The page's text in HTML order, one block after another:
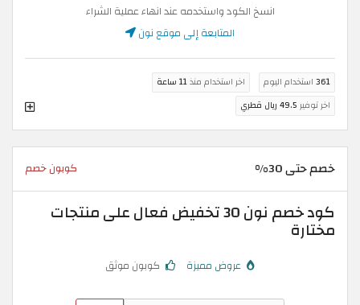
انسخ الكود واستخدمه عند انهاء عملية الشراء
المتابعة إلى موقع نون
361 استخدام اليوم اخر استخدام منذ11 ساعة
اخر توفير 49.5 ريال قطري
خصم حتى 30% كوبون خصم
كود خصم نون 30 تخفيض فعال على منتجات
مختارة
عروض مميزة كوبون موثق